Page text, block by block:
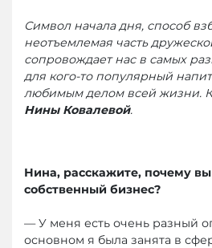
Символ начала дня, способ
неотъемлемая часть
сопровождает нас в самых
для кого-то популярный
любимым делом всей жизни.
Нины Ковалевой.
Нина, расскажите, почему
собственный бизнес?
— У меня есть очень разный
основном я была занята в